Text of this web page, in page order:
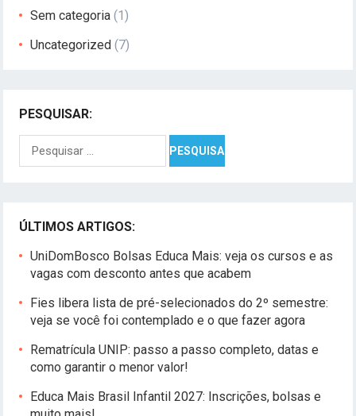
Sem categoria (1)
Uncategorized (7)
PESQUISAR:
Pesquisar
por:
ÚLTIMOS ARTIGOS:
UniDomBosco Bolsas Educa Mais: veja os cursos e as
vagas com desconto antes que acabem
Fies libera lista de pré-selecionados do 2º semestre:
veja se você foi contemplado e o que fazer agora
Rematrícula UNIP: passo a passo completo, datas e
como garantir o menor valor!
Educa Mais Brasil Infantil 2027: Inscrições, bolsas e